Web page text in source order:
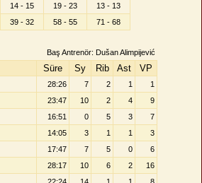
14 - 15 19 - 23
13 - 13
39 - 32 58 - 55 71 - 68
Baş Antrenör: Dušan Alimpijević
Süre Sy Rib Ast VP
28:26 7 2 1
1
23:47 10 2 4
9
16:51 0 5 3
7
14:05 3 1 1
3
17:47 7 5 0
6
28:17 10 6 2
16